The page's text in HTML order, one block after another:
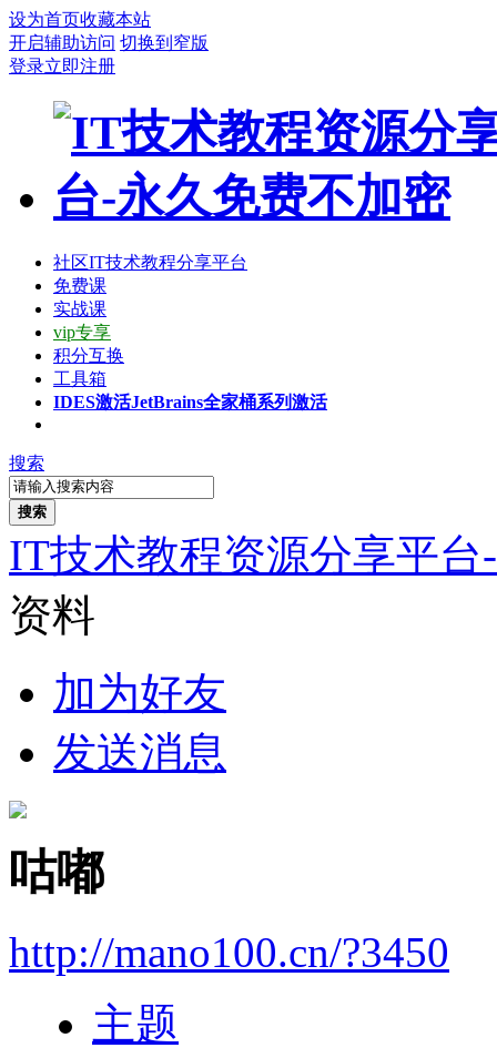
设为首页收藏本站
开启辅助访问 切换到窄版
登录立即注册
社区IT技术教程分享平台
免费课
实战课
vip专享
积分互换
工具箱
IDES激活JetBrains全家桶系列激活
搜索
搜索
IT技术教程资源分享平
资料
加为好友
发送消息
咕嘟
http://mano100.cn/?3450
主题